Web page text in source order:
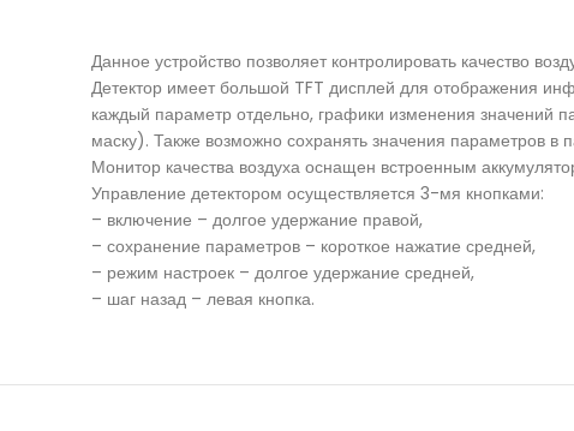
Данное устройство позволяет контролировать качество
Детектор имеет большой TFT дисплей для отображения
каждый параметр отдельно, графики изменения значений
маску). Также возможно сохранять значения параметров
Монитор качества воздуха оснащен встроенным
Управление детектором осуществляется 3-мя кнопками:
– включение – долгое удержание правой,
– сохранение параметров – короткое нажатие средней,
– режим настроек – долгое удержание средней,
– шаг назад – левая кнопка.